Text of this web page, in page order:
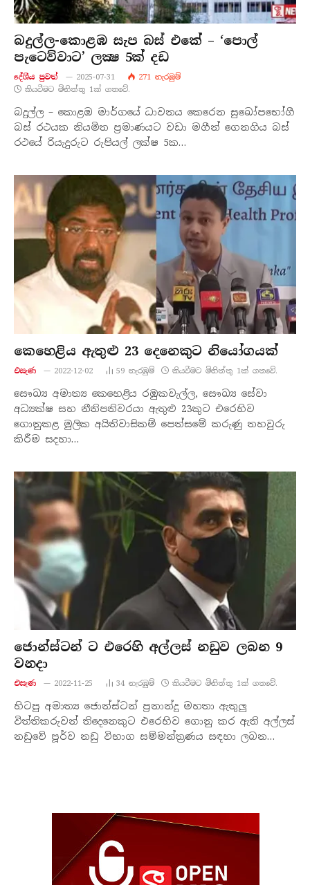
බදුල්ල-කොළඹ සැප බස් එකේ – ‘පොල්
පැටෙව්වාට’ ලක්‍ෂ 5ක් දඩ
දේශීය පුව​ත් 2025-07-31 271 නැරඹු​ම්
කියවීමට මිනිත්තු 1ක් ගතවේ.
බදුල්ල – කොළඹ මාර්ගයේ ධාවනය කෙරෙන සුඛෝපභෝගී
බස් රථයක නියමිත ප්‍රමාණයට වඩා මගීන් ගෙනගිය බස්
රථයේ රියැදුරුට රුපියල් ලක්ෂ 5ක…
කෙහෙළිය ඇතුළු 23 දෙනෙකුට නියෝගයක්
එසැණ 2022-12-02 59 නැරඹු​ම් කියවීමට මිනිත්තු 1ක් ගතවේ.
සෞඛ්‍ය අමාත්‍ය කෙහෙළිය රඹුකවැල්ල, සෞඛ්‍ය සේවා
අධ්‍යක්ෂ සහ නීතිපතිවරයා ඇතුළු 23කුට එරෙහිව
ගොනුකළ මුලික අයිතිවාසිකම් පෙත්සමේ කරුණු තහවුරු
කිරීම සදහා…
ජොන්ස්ටන් ට එරෙහි අල්ලස් නඩුව ලබන 9
වනදා
එසැණ 2022-11-25 34 නැරඹු​ම් කියවීමට මිනිත්තු 1ක් ගතවේ.
හිටපු අමාත්‍ය ජොන්ස්ටන් ප්‍රනාන්දු මහතා ඇතුලු
විත්තිකරුවන් තිදෙනෙකුට එරෙහිව ගොනු කර ඇති අල්ලස්
නඩුවේ පූර්ව නඩු විභාග සම්මන්ත්‍රණය සඳහා ලබන…